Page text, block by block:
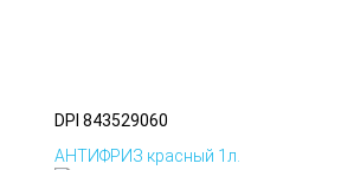
DPI 843529060
АНТИФРИЗ красный 1л.